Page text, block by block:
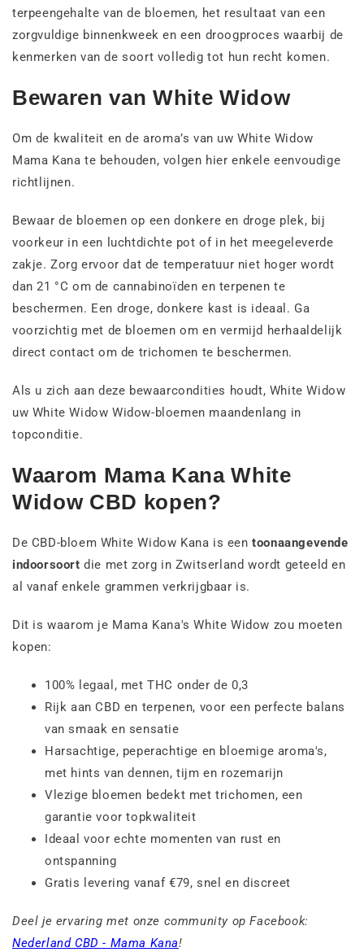
terpeengehalte van de bloemen, het resultaat van een
zorgvuldige binnenkweek en een droogproces waarbij de
kenmerken van de soort volledig tot hun recht komen.
Bewaren van White Widow
Om de kwaliteit en de aroma’s van uw White Widow
Mama Kana te behouden, volgen hier enkele eenvoudige
richtlijnen.
Bewaar de bloemen op een donkere en droge plek, bij
voorkeur in een luchtdichte pot of in het meegeleverde
zakje. Zorg ervoor dat de temperatuur niet hoger wordt
dan 21 °C om de cannabinoïden en terpenen te
beschermen. Een droge, donkere kast is ideaal. Ga
voorzichtig met de bloemen om en vermijd herhaaldelijk
direct contact om de trichomen te beschermen.
Als u zich aan deze bewaarcondities houdt, White Widow
uw White Widow Widow-bloemen maandenlang in
topconditie.
Waarom Mama Kana White
Widow CBD kopen?
De CBD-bloem White Widow Kana is eentoonaangevende
indoorsoort die met zorg in Zwitserland wordt geteeld en
al vanaf enkele grammen verkrijgbaar is.
Dit is waarom je Mama Kana's White Widow zou moeten
kopen:
100% legaal, met THC onder de 0,3
Rijk aan CBD en terpenen, voor een perfecte balans
van smaak en sensatie
Harsachtige, peperachtige en bloemige aroma's,
met hints van dennen, tijm en rozemarijn
Vlezige bloemen bedekt met trichomen, een
garantie voor topkwaliteit
Ideaal voor echte momenten van rust en
ontspanning
Gratis levering vanaf €79, snel en discreet
Deel je ervaring met onze community op Facebook:
Nederland CBD - Mama Kana!